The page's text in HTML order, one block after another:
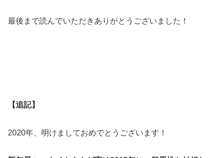
最後まで読んでいただきありがとうございました！
【追記】
2020年、明けましておめでとうございます！